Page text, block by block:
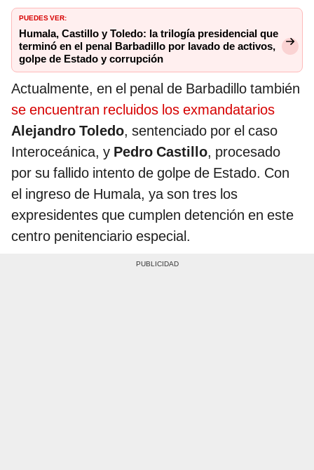
PUEDES VER:
Humala, Castillo y Toledo: la trilogía presidencial que
terminó en el penal Barbadillo por lavado de activos,
golpe de Estado y corrupción
Actualmente, en el penal de Barbadillo también
se encuentran recluidos los exmandatarios
Alejandro Toledo, sentenciado por el caso
Interoceánica, y Pedro Castillo, procesado
por su fallido intento de golpe de Estado. Con
el ingreso de Humala, ya son tres los
expresidentes que cumplen detención en este
centro penitenciario especial.